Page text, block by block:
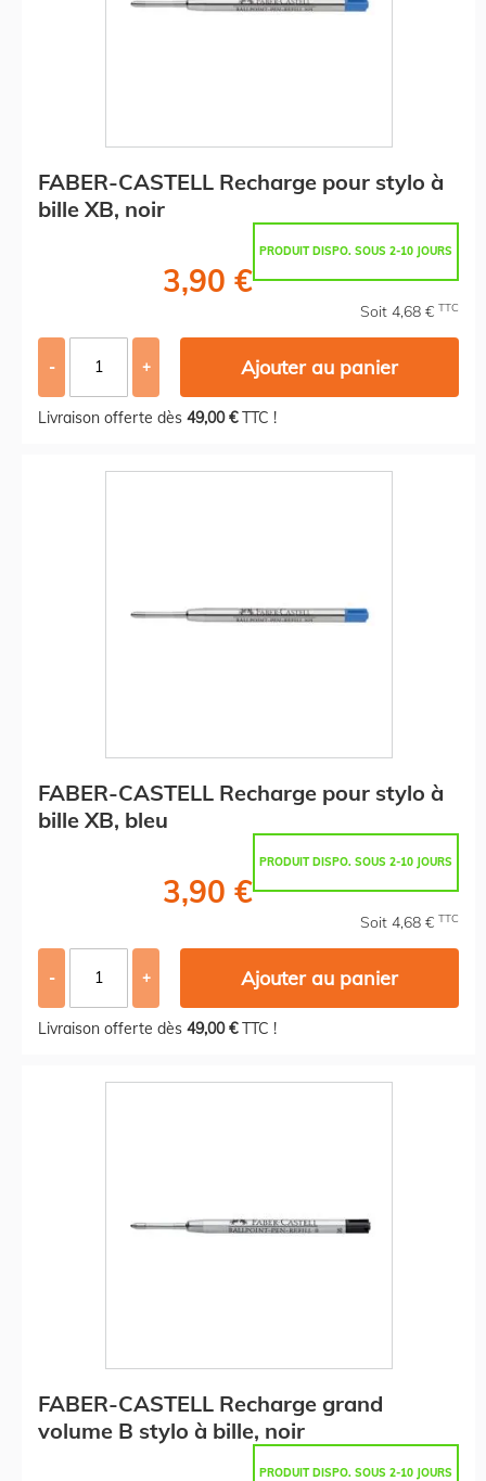
FABER-CASTELL Recharge pour stylo à
bille XB, noir
PRODUIT DISPO. SOUS 2-10 JOURS
3,90 €
Soit 4,68 € TTC
- + Ajouter au panier
Livraison offerte dès 49,00 €TTC !
FABER-CASTELL Recharge pour stylo à
bille XB, bleu
PRODUIT DISPO. SOUS 2-10 JOURS
3,90 €
Soit 4,68 € TTC
- + Ajouter au panier
Livraison offerte dès 49,00 €TTC !
FABER-CASTELL Recharge grand
volume B stylo à bille, noir
PRODUIT DISPO. SOUS 2-10 JOURS